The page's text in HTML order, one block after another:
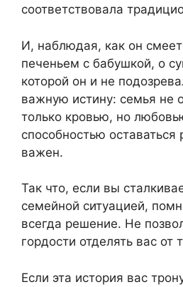
соответствовала
И, наблюдая, как он
печеньем с бабушкой, о
которой он и не
важную истину: семья не
только кровью, но
способностью
важен.
Так что, если вы
семейной ситуацией,
всегда решение. Не
гордости отделять вас от
Если эта история вас